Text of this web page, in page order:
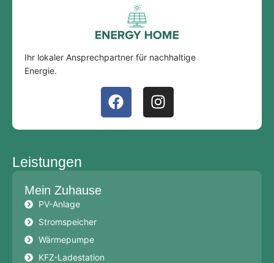
Ihr lokaler Ansprechpartner für nachhaltige
Energie.
Leistungen
Mein Zuhause
PV-Anlage
Stromspeicher
Wärmepumpe
KFZ-Ladestation